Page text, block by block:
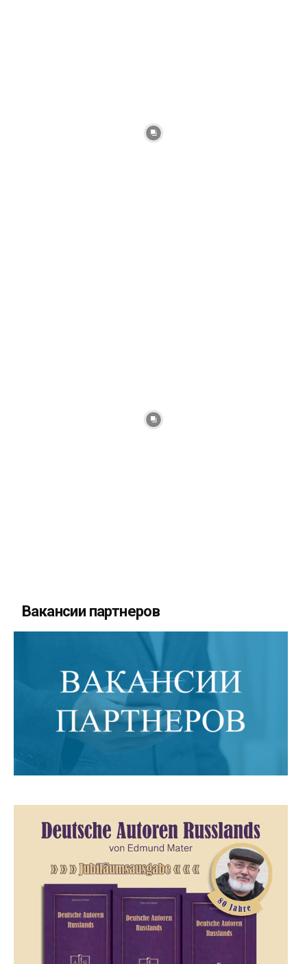
Вакансии партнеров